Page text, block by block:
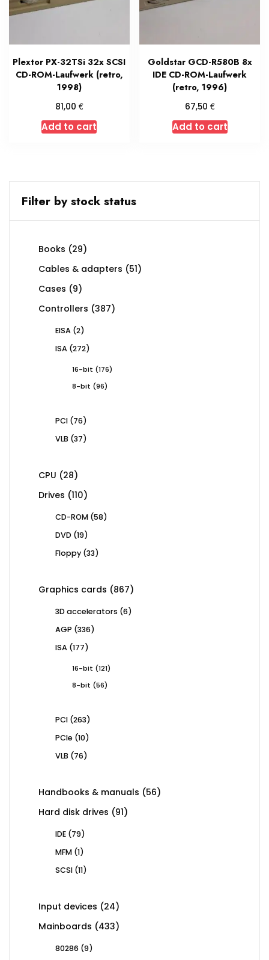
Plextor PX-32TSi 32x SCSI
CD-ROM-Laufwerk (retro,
1998)
81,00 €
Add to cart
Goldstar GCD-R580B 8x
IDE CD-ROM-Laufwerk
(retro, 1996)
67,50 €
Add to cart
Filter by stock status
Books 2929
Cables & adapters 5151
Cases 99
products
Controllers 387387
EISA 22
ISA 272272
16-bit 176176
8-bit
9696
PCI 7676
VLB 3737
CPU 2828
products
Drives 110110
CD-ROM 5858
DVD 1919
Floppy 3333
Graphics cards 867867
3D accelerators 66
AGP 336336
ISA 177177
16-bit 121121
8-bit
5656
PCI 263263
PCIe 1010
VLB 7676
Handbooks & manuals 5656
Hard disk drives 9191
IDE 7979
MFM 11
SCSI 1111
Input devices 2424
products
Mainboards 433433
80286 99